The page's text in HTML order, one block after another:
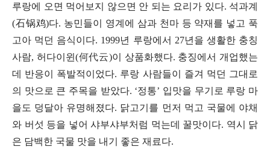
루랑에 오면 먹어보지 않으면 안 되는 요리가 있다. 석과계
(石锅鸡)다. 농민들이 영계에 삼과 천마 등 약재를 넣고 푹
고아 먹던 음식이다. 1999년 루랑에서 27년을 생활한 충칭
사람, 허다이윈 (何代云)이 상품화했다. 충징에서 개업했는
데 반응이 폭발적이었다. 루랑 사람들이 즐겨 먹던 그대로
의 맛으로 큰 주목을 받았다. ‘정통’ 입맛을 무기로 루랑 마
을도 덩달아 유명해졌다. 닭고기를 먼저 먹고 국물에 야채
와 버섯 등을 넣어 샤부샤부처럼 먹는데 꿀맛이다. 역시 닭
은 담백한 국물 맛을 내기 좋은 재료다.